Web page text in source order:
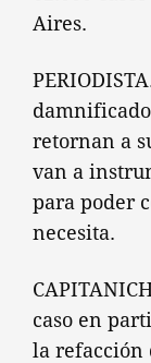
Aires.
retornan a
van a
para poder
necesita.
caso en
la refacción